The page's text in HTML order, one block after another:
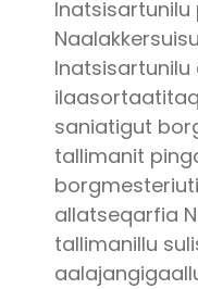
saniatigut
tallimanit
allatseqarfia
tallimanillu